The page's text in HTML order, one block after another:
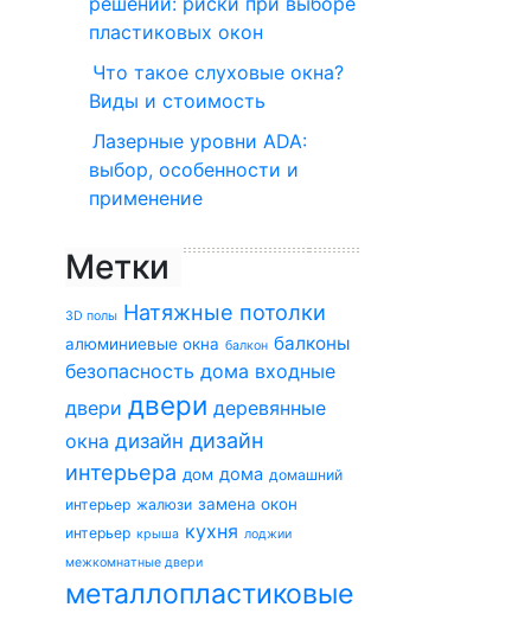
пластиковых окон
Что такое слуховые окна?
Виды и стоимость
Лазерные уровни ADA:
выбор, особенности и
применение
Метки
3D полы Натяжные потолки
алюминиевые окна балкон балконы
безопасность дома входные
двери двери деревянные
окна дизайн дизайн
интерьера дом дома домашний
интерьер жалюзи замена окон
интерьер крыша кухня лоджии
межкомнатные двери
металлопластиковые